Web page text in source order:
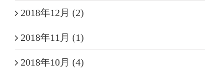
2018年12月 (2)
2018年11月 (1)
2018年10月 (4)